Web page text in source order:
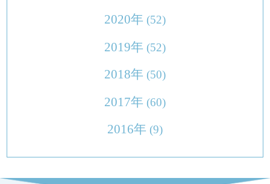
2020年 (52)
2019年 (52)
2018年 (50)
2017年 (60)
2016年 (9)